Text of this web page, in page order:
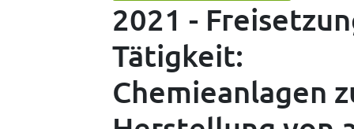
2021 -
Tätigkeit:
Chemieanlagen